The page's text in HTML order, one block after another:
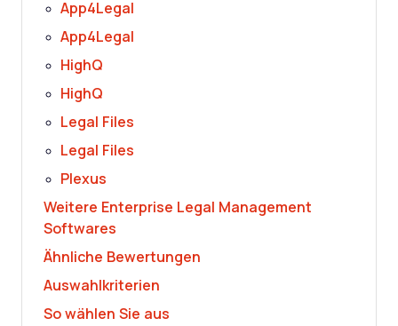
App4Legal
App4Legal
HighQ
HighQ
Legal Files
Legal Files
Plexus
Weitere Enterprise Legal Management
Softwares
Ähnliche Bewertungen
Auswahlkriterien
So wählen Sie aus